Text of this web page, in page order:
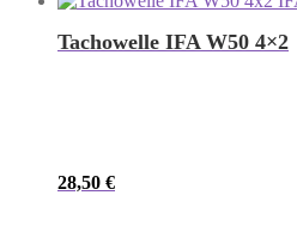
Tachowelle IFA W50 4×2
28,50 €